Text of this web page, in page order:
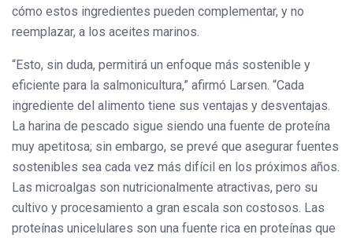
cómo estos ingredientes pueden complementar, y no
reemplazar, a los aceites marinos.
“Esto, sin duda, permitirá un enfoque más sostenible y
eficiente para la salmonicultura,” afirmó Larsen. “Cada
ingrediente del alimento tiene sus ventajas y desventajas.
La harina de pescado sigue siendo una fuente de proteína
muy apetitosa; sin embargo, se prevé que asegurar fuentes
sostenibles sea cada vez más difícil en los próximos años.
Las microalgas son nutricionalmente atractivas, pero su
cultivo y procesamiento a gran escala son costosos. Las
proteínas unicelulares son una fuente rica en proteínas que